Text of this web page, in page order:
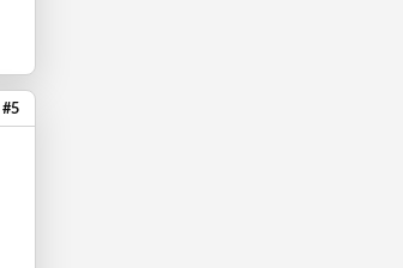
#5